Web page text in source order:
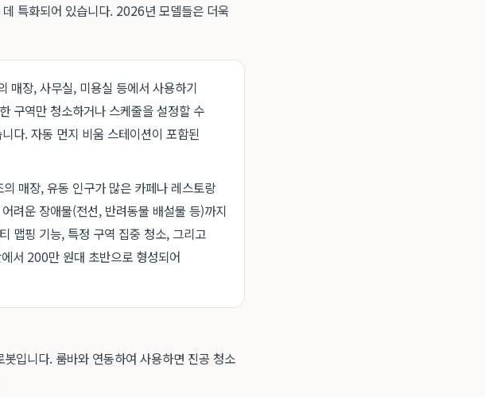
특화되어 있습니다. 2026년 모델들은 더욱
매장, 사무실, 미용실 등에서 사용하기
구역만 청소하거나 스케줄을 설정할 수
다. 자동 먼지 비움 스테이션이 포함된
매장, 유동 인구가 많은 카페나 레스토랑
려운 장애물(전선, 반려동물 배설물 등)까지
맵핑 기능, 특정 구역 집중 청소, 그리고
서 200만 원대 초반으로 형성되어
입니다. 룸바와 연동하여 사용하면 진공 청소